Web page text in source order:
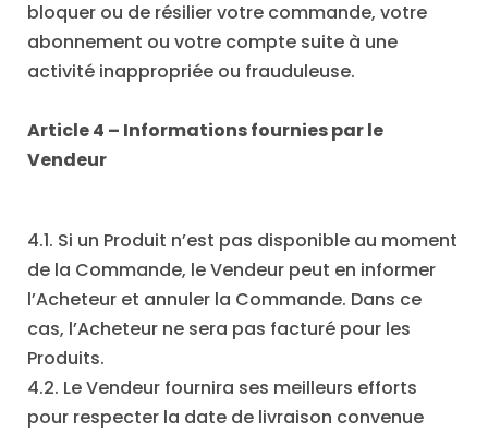
bloquer ou de résilier votre commande, votre
abonnement ou votre compte suite à une
activité inappropriée ou frauduleuse.
Article 4 – Informations fournies par le
Vendeur
4.1. Si un Produit n’est pas disponible au moment
de la Commande, le Vendeur peut en informer
l’Acheteur et annuler la Commande. Dans ce
cas, l’Acheteur ne sera pas facturé pour les
Produits.
4.2. Le Vendeur fournira ses meilleurs efforts
pour respecter la date de livraison convenue